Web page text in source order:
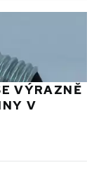
VÝRAZNĚ
V